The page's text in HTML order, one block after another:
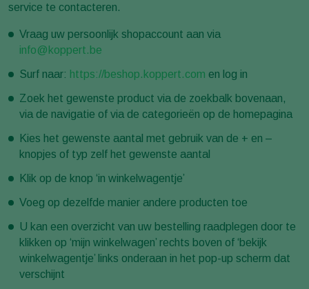
service te contacteren.
Vraag uw persoonlijk shopaccount aan via
info@koppert.be
Surf naar: https://beshop.koppert.com en log in
Zoek het gewenste product via de zoekbalk bovenaan,
via de navigatie of via de categorieën op de homepagina
Kies het gewenste aantal met gebruik van de + en –
knopjes of typ zelf het gewenste aantal
Klik op de knop ‘in winkelwagentje’
Voeg op dezelfde manier andere producten toe
U kan een overzicht van uw bestelling raadplegen door te
klikken op ‘mijn winkelwagen’ rechts boven of ‘bekijk
winkelwagentje’ links onderaan in het pop-up scherm dat
verschijnt